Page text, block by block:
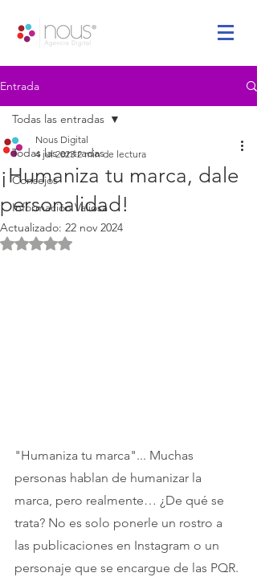
Entrada
Todas las entradas
Consejos
Información Valiosa
Todas las entradas
¡Humaniza tu marca, dale
personalidad!
Nous Digital
4 jul 2023 2 min de lectura
Actualizado: 22 nov 2024
Obtuvo NaN de 5 estrellas.
"Humaniza tu marca"... Muchas
personas hablan de humanizar la
marca, pero realmente… ¿De qué se
trata? No es solo ponerle un rostro a
las publicaciones en Instagram o un
personaje que se encargue de las PQR.